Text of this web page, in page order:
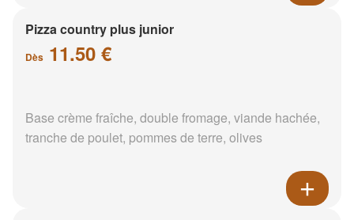
Pizza country plus junior
Dès 11.50 €
Base crème fraîche, double fromage, viande hachée,
tranche de poulet, pommes de terre, olives